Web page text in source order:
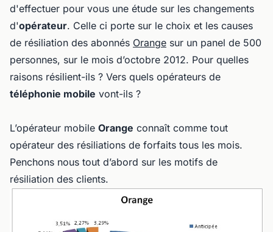
d'effectuer pour vous une étude sur les changements
d'opérateur. Celle ci porte sur le choix et les causes
de résiliation des abonnés Orange sur un panel de 500
personnes, sur le mois d’octobre 2012. Pour quelles
raisons résilient-ils ? Vers quels opérateurs de
téléphonie mobile vont-ils ?
L’opérateur mobile Orange connaît comme tout
opérateur des résiliations de forfaits tous les mois.
Penchons nous tout d’abord sur les motifs de
résiliation des clients.